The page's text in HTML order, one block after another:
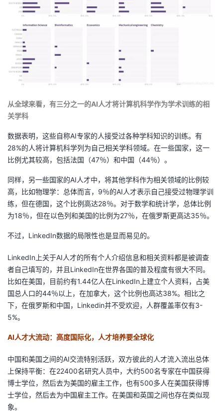
从全球来看，有三分之一的AI人才将计算机科学作为学术训练的相
关学科
数据表明，这些自称AI专家的人接受过各种学科知识的训练。有
28%的人将计算机科学列为自己相关学科领域。在一些国家，这一
比例尤其较高，包括法国（47％）和中国（44％）。
同样，另一些国家的AI人才中，将其他学科作为相关领域的比例较
高，比如物理学：总体而言，9％的AI人才表示自己接受过物理学训
练，但在德国，这个比例高达28％。对于数学和统计学，总体比例
为18％，但在以色列和美国的比例为27％，在俄罗斯更高达35％。
不过，LinkedIn数据的局限性也是显而易见的。
LinkedIn上关于AI人才的所有个人介绍信息和相关资料都是被调查
者自己填写的，并且LinkedIn在世界各国的普及程度有很大不同。
比如在美国，目前约有1.44亿人在LinkedIn上建立个人资料，占美
国总人口的44％以上，在加拿大，这个比例也高达38%。相比之
下，在俄罗斯和中国，Linkedin并不受欢迎，人群覆盖率仅有3-
5%。
AI人才大流动：高度国际化，人才培养要全球化
中国和美国之间的AI交流特别活跃，双方彼此的人才流入流出总体
上保持平衡：在22400名研究人员中，大约500名专家在中国获得
博士学位，然后去为美国的雇主工作，也有500多人在美国获得博
士学位，然后去为中国雇主工作。在美国和英国之间也存在类似现
象。